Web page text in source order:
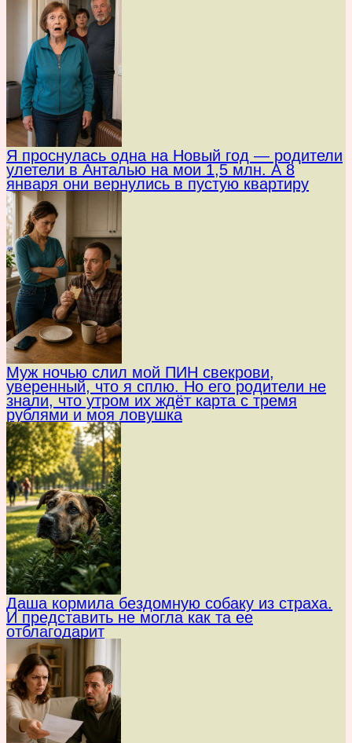
Я проснулась одна на Новый год — родители
улетели в Анталью на мои 1,5 млн. А 8
января они вернулись в пустую квартиру
Муж ночью слил мой ПИН свекрови,
уверенный, что я сплю. Но его родители не
знали, что утром их ждёт карта с тремя
рублями и моя ловушка
Даша кормила бездомную собаку из страха.
И представить не могла как та ее
отблагодарит